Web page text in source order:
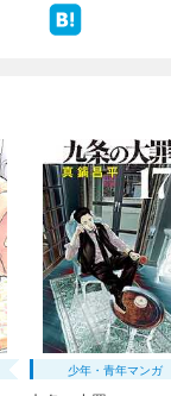
少年・青年マンガ